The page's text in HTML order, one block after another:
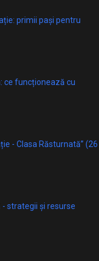
primii pași pentru
ce funcționează cu
- Clasa Răsturnată” (26
strategii și resurse